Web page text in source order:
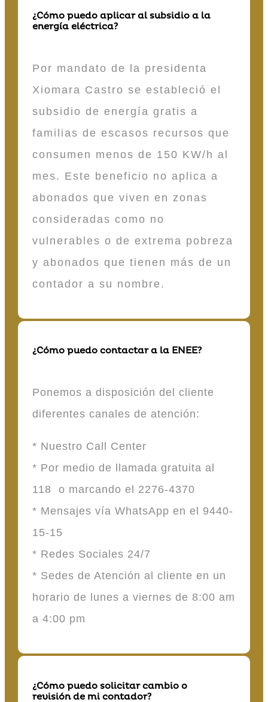
¿Cómo puedo aplicar al subsidio a la
energía eléctrica?
Por mandato de la presidenta
Xiomara Castro se estableció el
subsidio de energía gratis a
familias de escasos recursos que
consumen menos de 150 KW/h al
mes. Este beneficio no aplica a
abonados que viven en zonas
consideradas como no
vulnerables o de extrema pobreza
y abonados que tienen más de un
contador a su nombre.
¿Cómo puedo contactar a la ENEE?
Ponemos a disposición del cliente
diferentes canales de atención:
* Nuestro Call Center
* Por medio de llamada gratuita al
118 o marcando el 2276-4370
* Mensajes vía WhatsApp en el 9440-
15-15
* Redes Sociales 24/7
* Sedes de Atención al cliente en un
horario de lunes a viernes de 8:00 am
a 4:00 pm
¿Cómo puedo solicitar cambio o
revisión de mi contador?